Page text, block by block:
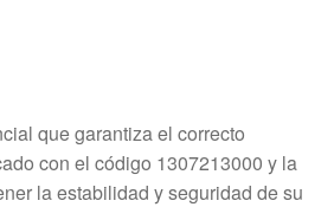
que garantiza el correcto
con el código 1307213000 y la
la estabilidad y seguridad de su